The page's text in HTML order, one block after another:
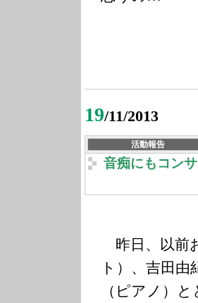
19/11/2013
活動報告
音痴にもコン
昨日、以前
ト）、吉田
（ピアノ）